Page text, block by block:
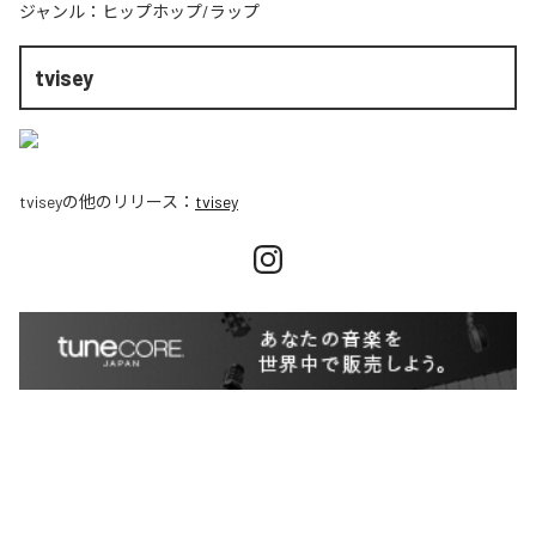
ジャンル： ヒップホップ/ラップ
tvisey
tviseyの他のリリース： tvisey